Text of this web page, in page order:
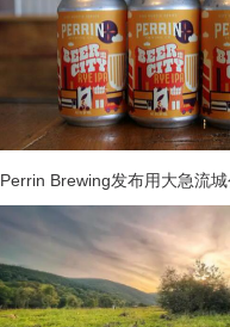
Perrin Brewing发布用大急流
包制成的啤酒